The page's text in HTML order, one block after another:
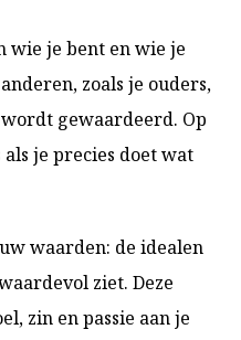
wie je bent en wie je
zoals je ouders,
gewaardeerd. Op
je precies doet wat
waarden: de idealen
ziet. Deze
zin en passie aan je